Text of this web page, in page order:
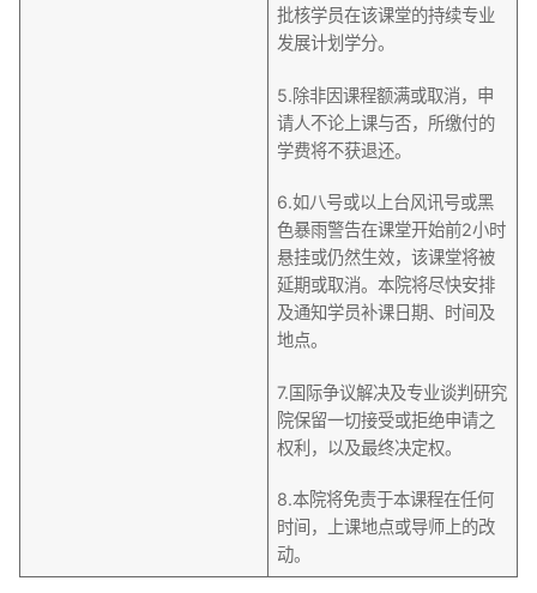
批核学员在该课堂的持续专业
发展计划学分。
5.除非因课程额满或取消，申
请人不论上课与否，所缴付的
学费将不获退还。
6.如八号或以上台风讯号或黑
色暴雨警告在课堂开始前2小时
悬挂或仍然生效，该课堂将被
延期或取消。本院将尽快安排
及通知学员补课日期、时间及
地点。
7.国际争议解决及专业谈判研究
院保留一切接受或拒绝申请之
权利，以及最终决定权。
8.本院将免责于本课程在任何
时间，上课地点或导师上的改
动。